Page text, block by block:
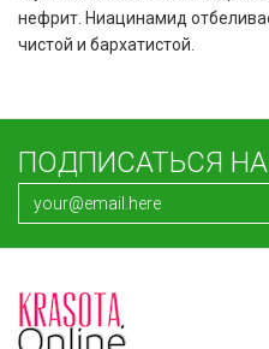
нефрит. Ниацинамид
чистой и бархатистой.
ПОДПИСАТЬСЯ